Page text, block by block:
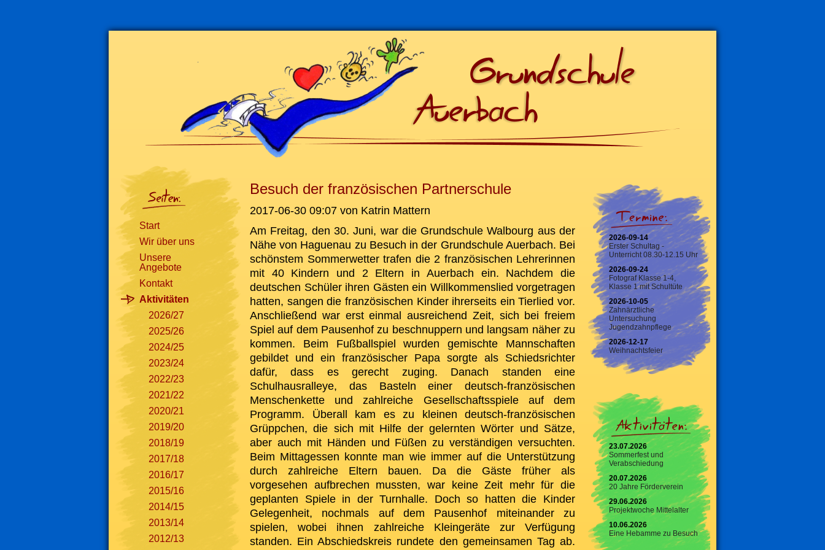
Besuch der französischen Partnerschule
2017-06-30 09:07 von Katrin Mattern
Am Freitag, den 30. Juni, war die Grundschule Walbourg aus der
Nähe von Haguenau zu Besuch in der Grundschule Auerbach. Bei
schönstem Sommerwetter trafen die 2 französischen Lehrerinnen
mit 40 Kindern und 2 Eltern in Auerbach ein. Nachdem die
deutschen Schüler ihren Gästen ein Willkommenslied vorgetragen
hatten, sangen die französischen Kinder ihrerseits ein Tierlied vor.
Anschließend war erst einmal ausreichend Zeit, sich bei freiem
Spiel auf dem Pausenhof zu beschnuppern und langsam näher zu
kommen. Beim Fußballspiel wurden gemischte Mannschaften
gebildet und ein französischer Papa sorgte als Schiedsrichter
dafür, dass es gerecht zuging. Danach standen eine
Schulhausralleye, das Basteln einer deutsch-französischen
Menschenkette und zahlreiche Gesellschaftsspiele auf dem
Programm. Überall kam es zu kleinen deutsch-französischen
Grüppchen, die sich mit Hilfe der gelernten Wörter und Sätze,
aber auch mit Händen und Füßen zu verständigen versuchten.
Beim Mittagessen konnte man wie immer auf die Unterstützung
durch zahlreiche Eltern bauen. Da die Gäste früher als
vorgesehen aufbrechen mussten, war keine Zeit mehr für die
geplanten Spiele in der Turnhalle. Doch so hatten die Kinder
Gelegenheit, nochmals auf dem Pausenhof miteinander zu
spielen, wobei ihnen zahlreiche Kleingeräte zur Verfügung
standen. Ein Abschiedskreis rundete den gemeinsamen Tag ab.
Navigation
überspringen
Start
Wir über uns
Unsere
Angebote
Kontakt
Aktivitäten
2026/27
2025/26
2024/25
2023/24
2022/23
2021/22
2020/21
2019/20
2018/19
2017/18
2016/17
2015/16
2014/15
2013/14
2012/13
2026-09-14
Erster Schultag -
Unterricht 08.30-12.15 Uhr
2026-09-24
Fotograf Klasse 1-4,
Klasse 1 mit Schultüte
2026-10-05
Zahnärztliche
Untersuchung
Jugendzahnpflege
2026-12-17
Weihnachtsfeier
23.07.2026
Sommerfest und
Verabschiedung
20.07.2026
20 Jahre Förderverein
29.06.2026
Projektwoche Mittelalter
10.06.2026
Eine Hebamme zu Besuch